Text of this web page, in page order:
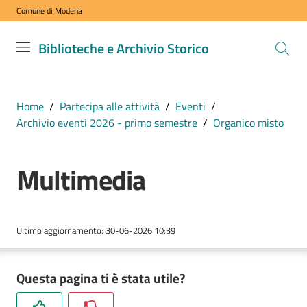
Vai al contenuto
Vai alla navigazione
Vai al footer
Comune di Modena
Biblioteche e Archivio Storico
Biblioteche
COMUNE DI
MODENA
VISITA
i
ESPLORA
i
Home / Partecipa alle attività / Eventi /
Archivio eventi 2026 - primo semestre / Organico misto
Multimedia
Ultimo aggiornamento: 30-06-2026 10:39
Questa pagina ti è stata utile?